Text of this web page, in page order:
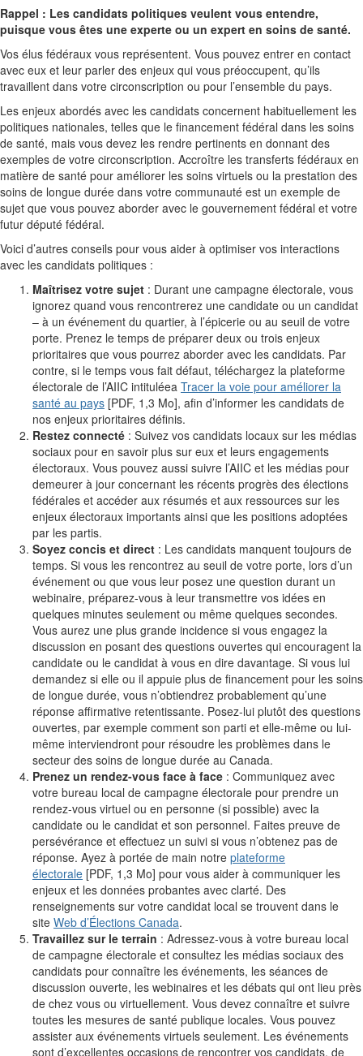
Rappel : Les candidats politiques veulent vous entendre,
puisque vous êtes une experte ou un expert en soins de santé.
Vos élus fédéraux vous représentent. Vous pouvez entrer en contact
avec eux et leur parler des enjeux qui vous préoccupent, qu’ils
travaillent dans votre circonscription ou pour l’ensemble du pays.
Les enjeux abordés avec les candidats concernent habituellement les
politiques nationales, telles que le financement fédéral dans les soins
de santé, mais vous devez les rendre pertinents en donnant des
exemples de votre circonscription. Accroître les transferts fédéraux en
matière de santé pour améliorer les soins virtuels ou la prestation des
soins de longue durée dans votre communauté est un exemple de
sujet que vous pouvez aborder avec le gouvernement fédéral et votre
futur député fédéral.
Voici d’autres conseils pour vous aider à optimiser vos interactions
avec les candidats politiques :
Maîtrisez votre sujet : Durant une campagne électorale, vous
ignorez quand vous rencontrerez une candidate ou un candidat
– à un événement du quartier, à l’épicerie ou au seuil de votre
porte. Prenez le temps de préparer deux ou trois enjeux
prioritaires que vous pourrez aborder avec les candidats. Par
contre, si le temps vous fait défaut, téléchargez la plateforme
électorale de l’AIIC intituléea Tracer la voie pour améliorer la
santé au pays [PDF, 1,3 Mo], afin d’informer les candidats de
nos enjeux prioritaires définis.
Restez connecté : Suivez vos candidats locaux sur les médias
sociaux pour en savoir plus sur eux et leurs engagements
électoraux. Vous pouvez aussi suivre l’AIIC et les médias pour
demeurer à jour concernant les récents progrès des élections
fédérales et accéder aux résumés et aux ressources sur les
enjeux électoraux importants ainsi que les positions adoptées
par les partis.
Soyez concis et direct : Les candidats manquent toujours de
temps. Si vous les rencontrez au seuil de votre porte, lors d’un
événement ou que vous leur posez une question durant un
webinaire, préparez-vous à leur transmettre vos idées en
quelques minutes seulement ou même quelques secondes.
Vous aurez une plus grande incidence si vous engagez la
discussion en posant des questions ouvertes qui encouragent la
candidate ou le candidat à vous en dire davantage. Si vous lui
demandez si elle ou il appuie plus de financement pour les soins
de longue durée, vous n’obtiendrez probablement qu’une
réponse affirmative retentissante. Posez-lui plutôt des questions
ouvertes, par exemple comment son parti et elle-même ou lui-
même interviendront pour résoudre les problèmes dans le
secteur des soins de longue durée au Canada.
Prenez un rendez-vous face à face : Communiquez avec
votre bureau local de campagne électorale pour prendre un
rendez-vous virtuel ou en personne (si possible) avec la
candidate ou le candidat et son personnel. Faites preuve de
persévérance et effectuez un suivi si vous n’obtenez pas de
réponse. Ayez à portée de main notre plateforme
électorale [PDF, 1,3 Mo] pour vous aider à communiquer les
enjeux et les données probantes avec clarté. Des
renseignements sur votre candidat local se trouvent dans le
site Web d’Élections Canada.
Travaillez sur le terrain : Adressez-vous à votre bureau local
de campagne électorale et consultez les médias sociaux des
candidats pour connaître les événements, les séances de
discussion ouverte, les webinaires et les débats qui ont lieu près
de chez vous ou virtuellement. Vous devez connaître et suivre
toutes les mesures de santé publique locales. Vous pouvez
assister aux événements virtuels seulement. Les événements
sont d’excellentes occasions de rencontrer vos candidats, de